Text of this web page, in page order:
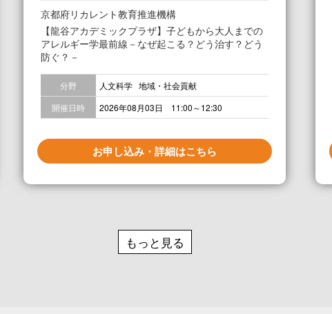
京都府リカレント教育推進機構
【龍谷アカデミックプラザ】子どもから大人までの
アレルギー学最前線－なぜ起こる？どう治す？どう
防ぐ？－
分野 人文科学 地域・社会貢献
開催日時
2026年08月03日 11:00～12:30
お申し込み・詳細はこちら
もっと見る